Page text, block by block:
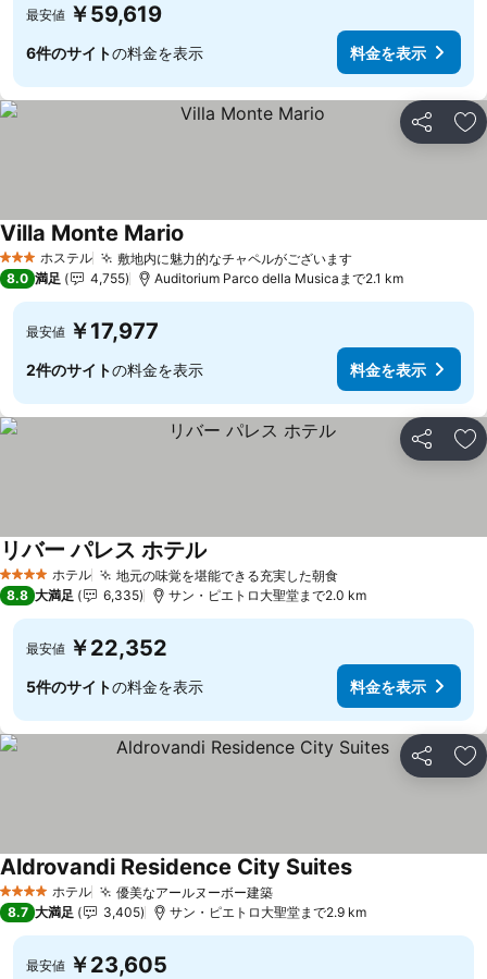
最安値 ￥59,619
6件のサイトの料金を表示 料金を表示
シェア お
3 ホテルのランク
ホステル 敷地内に魅力的なチャペルがございます
Villa Monte Mario
8.0 満足 4,755 Auditorium Parco della Musicaまで2.1 km
最安値 ￥17,977
2件のサイトの料金を表示 料金を表示
シェア お
4 ホテルのランク
ホテル 地元の味覚を堪能できる充実した朝食
リバー パレス ホテル
8.8 大満足 6,335 サン・ピエトロ大聖堂まで2.0 km
最安値 ￥22,352
5件のサイトの料金を表示 料金を表示
シェア お
4 ホテルのランク
ホテル 優美なアールヌーボー建築
Aldrovandi Residence City Suites
8.7 大満足 3,405 サン・ピエトロ大聖堂まで2.9 km
最安値 ￥23,605